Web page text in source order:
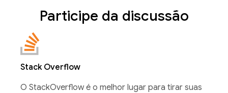
Participe da discussão
Stack Overflow
O StackOverflow é o melhor lugar para tirar suas